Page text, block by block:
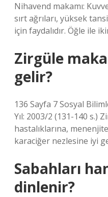
Nihavend makamı:
sırt ağrıları, yüksek
için faydalıdır. Öğle ile
Zirgüle
gelir?
136 Sayfa 7 Sosyal
Yıl: 2003/2 (131-140 s.)
hastalıklarına,
karaciğer nezlesine iyi
Sabahları
dinlenir?